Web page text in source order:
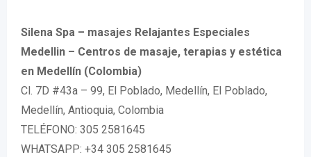
Silena Spa – masajes Relajantes Especiales
Medellin – Centros de masaje, terapias y estética
en Medellín (Colombia)
Cl. 7D #43a – 99, El Poblado, Medellín, El Poblado,
Medellín, Antioquia, Colombia
TELÉFONO: 305 2581645
WHATSAPP: +34 305 2581645